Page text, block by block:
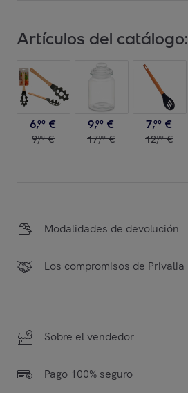
Artículos del catálogo:
6,99 €
9,99 €
9,99 €
17,99 €
7,99 €
12,99 €
Modalidades de devolución
Los compromisos de Privalia
Sobre el vendedor
Pago 100% seguro